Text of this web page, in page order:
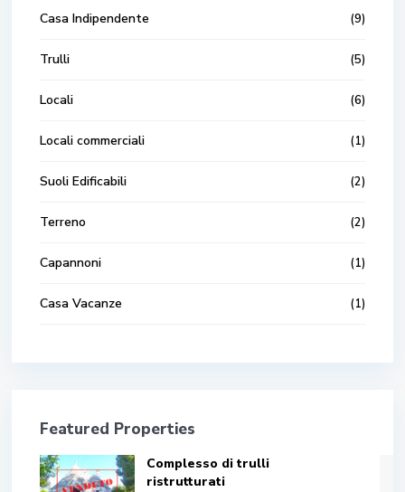
Casa Indipendente (9)
Trulli (5)
Locali (6)
Locali commerciali (1)
Suoli Edificabili (2)
Terreno (2)
Capannoni (1)
Casa Vacanze (1)
Featured Properties
Complesso di trulli
ristrutturati